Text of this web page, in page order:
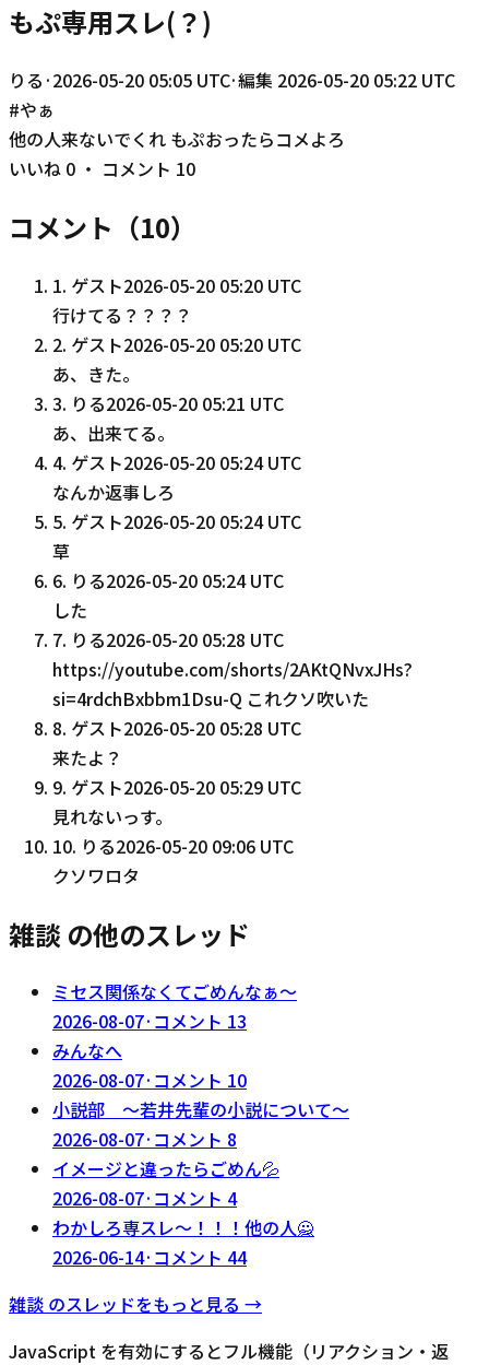
もぷ専用スレ(？)
りる ·2026-05-20 05:05 UTC·編集 2026-05-20 05:22 UTC
#やぁ
他の人来ないでくれ もぷおったらコメよろ
いいね 0 ・ コメント 10
コメント（10）
1. ゲスト2026-05-20 05:20 UTC
行けてる？？？？
2. ゲスト2026-05-20 05:20 UTC
あ、きた。
3. りる2026-05-20 05:21 UTC
あ、出来てる。
4. ゲスト2026-05-20 05:24 UTC
なんか返事しろ
5. ゲスト2026-05-20 05:24 UTC
草
6. りる2026-05-20 05:24 UTC
した
7. りる2026-05-20 05:28 UTC
https://youtube.com/shorts/2AKtQNvxJHs?
si=4rdchBxbbm1Dsu-Q これクソ吹いた
8. ゲスト2026-05-20 05:28 UTC
来たよ？
9. ゲスト2026-05-20 05:29 UTC
見れないっす。
10. りる2026-05-20 09:06 UTC
クソワロタ
雑談 の他のスレッド
ミセス関係なくてごめんなぁ〜
2026-08-07· コメント 13
みんなへ
2026-08-07· コメント 10
小説部 〜若井先輩の小説について〜
2026-08-07· コメント 8
イメージと違ったらごめん💦
2026-08-07· コメント 4
わかしろ専スレ～！！！他の人🙅
2026-06-14· コメント 44
雑談 のスレッドをもっと見る →
JavaScript を有効にするとフル機能（リアクション・返